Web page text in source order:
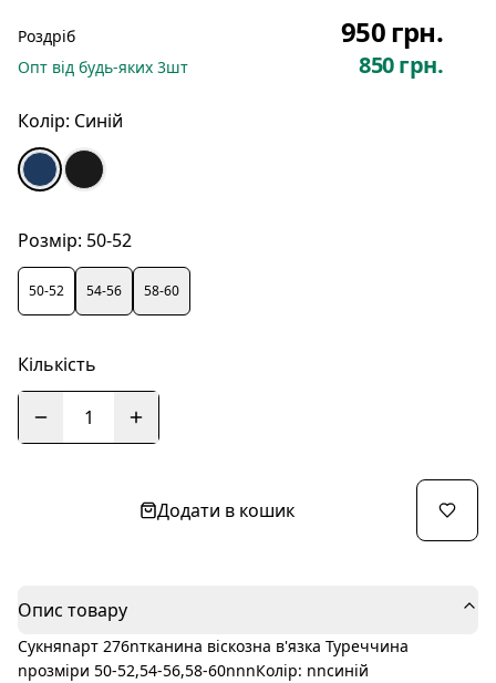
Роздріб 950 грн.
Опт від будь-яких 3шт 850 грн.
Колір: Синій
Розмір: 50-52
50-52 54-56 58-60
Кількість
1
Додати в кошик
Опис товару
Сукняnарт 276nтканина віскозна в'язка Туреччина
nрозміри 50-52,54-56,58-60nnnКолір: nnсиній